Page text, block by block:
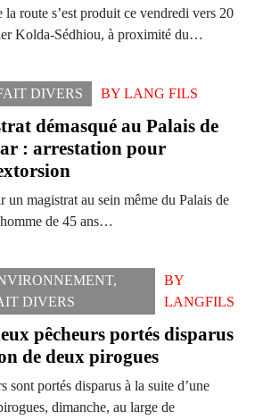
route s’est produit ce vendredi vers 20
Kolda-Sédhiou, à proximité du…
DIVERS BY LANG FILS
démasqué au Palais de
: arrestation pour
un magistrat au sein même du Palais de
de 45 ans…
,
DIVERS
BY
LANGFILS
pêcheurs portés disparus
de deux pirogues
sont portés disparus à la suite d’une
dimanche, au large de